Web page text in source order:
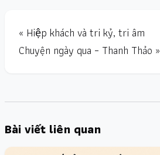
« Hiệp khách và tri kỷ, tri âm
Chuyện ngày qua – Thanh Thảo »
Bài viết liên quan